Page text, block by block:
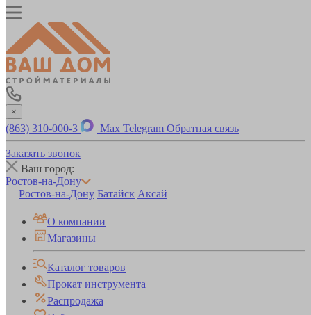
×
(863) 310-000-3 Max Telegram Обратная связь
Заказать звонок
Ваш город:
Ростов-на-Дону
Ростов-на-Дону Батайск Аксай
О компании
Магазины
Каталог товаров
Прокат инструмента
Распродажа